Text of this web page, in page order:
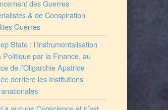
des Guerres
& de Conspiration
Guerres
State : l’Instrumentalisation
Politique par la Finance, au
de l’Oligarchie Apatride
derrière les Institutions